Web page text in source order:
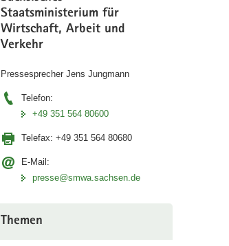
Staatsministerium für
Wirtschaft, Arbeit und
Verkehr
Pressesprecher Jens Jungmann
Telefon:
+49 351 564 80600
Telefax: +49 351 564 80680
E-Mail:
presse@smwa.sachsen.de
Themen